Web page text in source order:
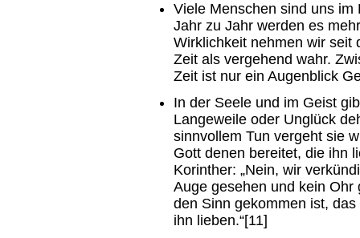
Viele Menschen sind uns
Jahr zu Jahr werden es
Wirklichkeit nehmen wir seit
Zeit als vergehend wahr.
Zeit ist nur ein Augenblick
In der Seele und im Geist
Langeweile oder Unglück
sinnvollem Tun vergeht sie
Gott denen bereitet, die ihn
Korinther: „Nein, wir
Auge gesehen und kein
den Sinn gekommen ist,
ihn lieben.“[11]